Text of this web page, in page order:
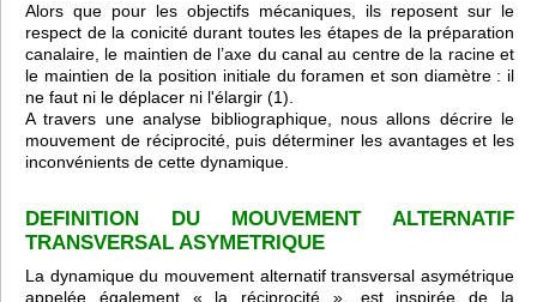
Alors que pour les objectifs mécaniques, ils reposent sur le
respect de la conicité durant toutes les étapes de la préparation
canalaire, le maintien de l’axe du canal au centre de la racine et
le maintien de la position initiale du foramen et son diamètre : il
ne faut ni le déplacer ni l'élargir (1).
A travers une analyse bibliographique, nous allons décrire le
mouvement de réciprocité, puis déterminer les avantages et les
inconvénients de cette dynamique.
DEFINITION DU MOUVEMENT ALTERNATIF
TRANSVERSAL ASYMETRIQUE
La dynamique du mouvement alternatif transversal asymétrique
appelée également « la réciprocité », est inspirée de la